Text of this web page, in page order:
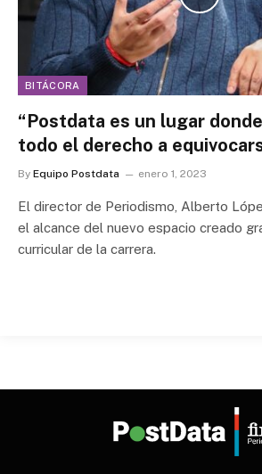
BITÁCORA
“Postdata es un lugar
todo el derecho a
By Equipo Postdata enero 1, 2023
El director de Periodismo, Alberto
el alcance del nuevo espacio creado
curricular de la carrera.